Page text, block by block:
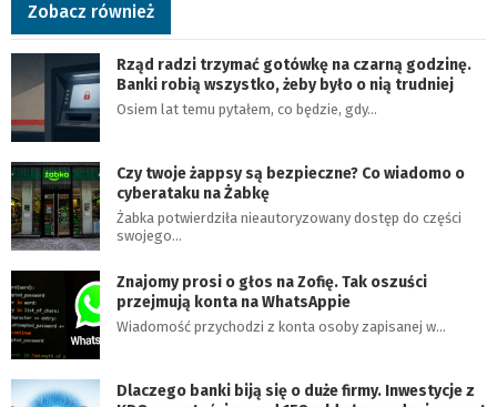
Zobacz również
Rząd radzi trzymać gotówkę na czarną godzinę.
Banki robią wszystko, żeby było o nią trudniej
Osiem lat temu pytałem, co będzie, gdy…
Czy twoje żappsy są bezpieczne? Co wiadomo o
cyberataku na Żabkę
Żabka potwierdziła nieautoryzowany dostęp do części
swojego…
Znajomy prosi o głos na Zofię. Tak oszuści
przejmują konta na WhatsAppie
Wiadomość przychodzi z konta osoby zapisanej w…
Dlaczego banki biją się o duże firmy. Inwestycje z